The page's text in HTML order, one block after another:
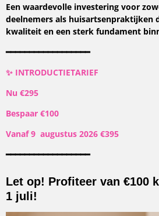
Een waardevolle investering voor
deelnemers als huisartsenpraktijken
kwaliteit en een sterk fundament
━━━━━━━━━━━━━━━━━━
✨ INTRODUCTIETARIEF
Nu €295
Bespaar €100
Vanaf 9 augustus 2026 €395
━━━━━━━━━━━━━━━━━━
Let op! Profiteer van €100
1 juli!